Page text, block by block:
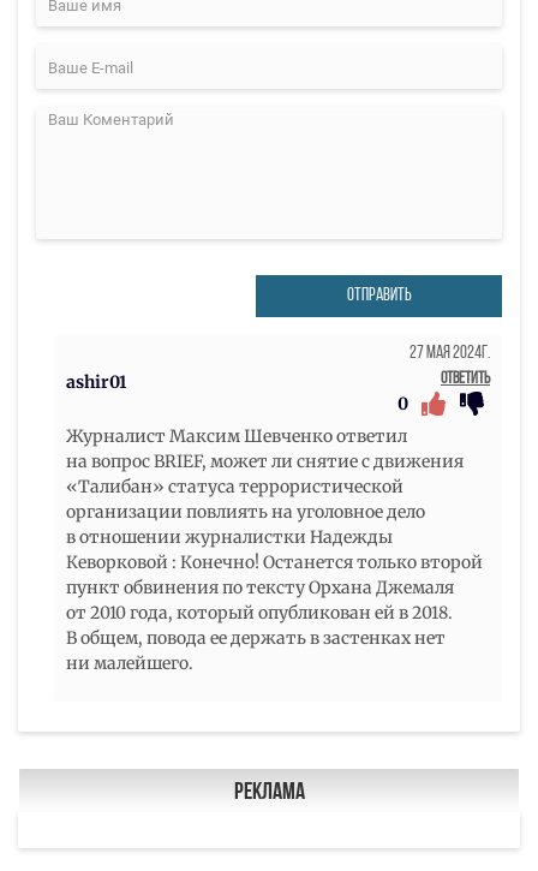
ОТПРАВИТЬ
ashir01
27 Мая 2024г.
Ответить
0
Журналист Максим Шевченко ответил
на вопрос BRIEF, может ли снятие с движения
«Талибан» статуса террористической
организации повлиять на уголовное дело
в отношении журналистки Надежды
Кеворковой : Конечно! Останется только второй
пункт обвинения по тексту Орхана Джемаля
от 2010 года, который опубликован ей в 2018.
В общем, повода ее держать в застенках нет
ни малейшего.
Реклама